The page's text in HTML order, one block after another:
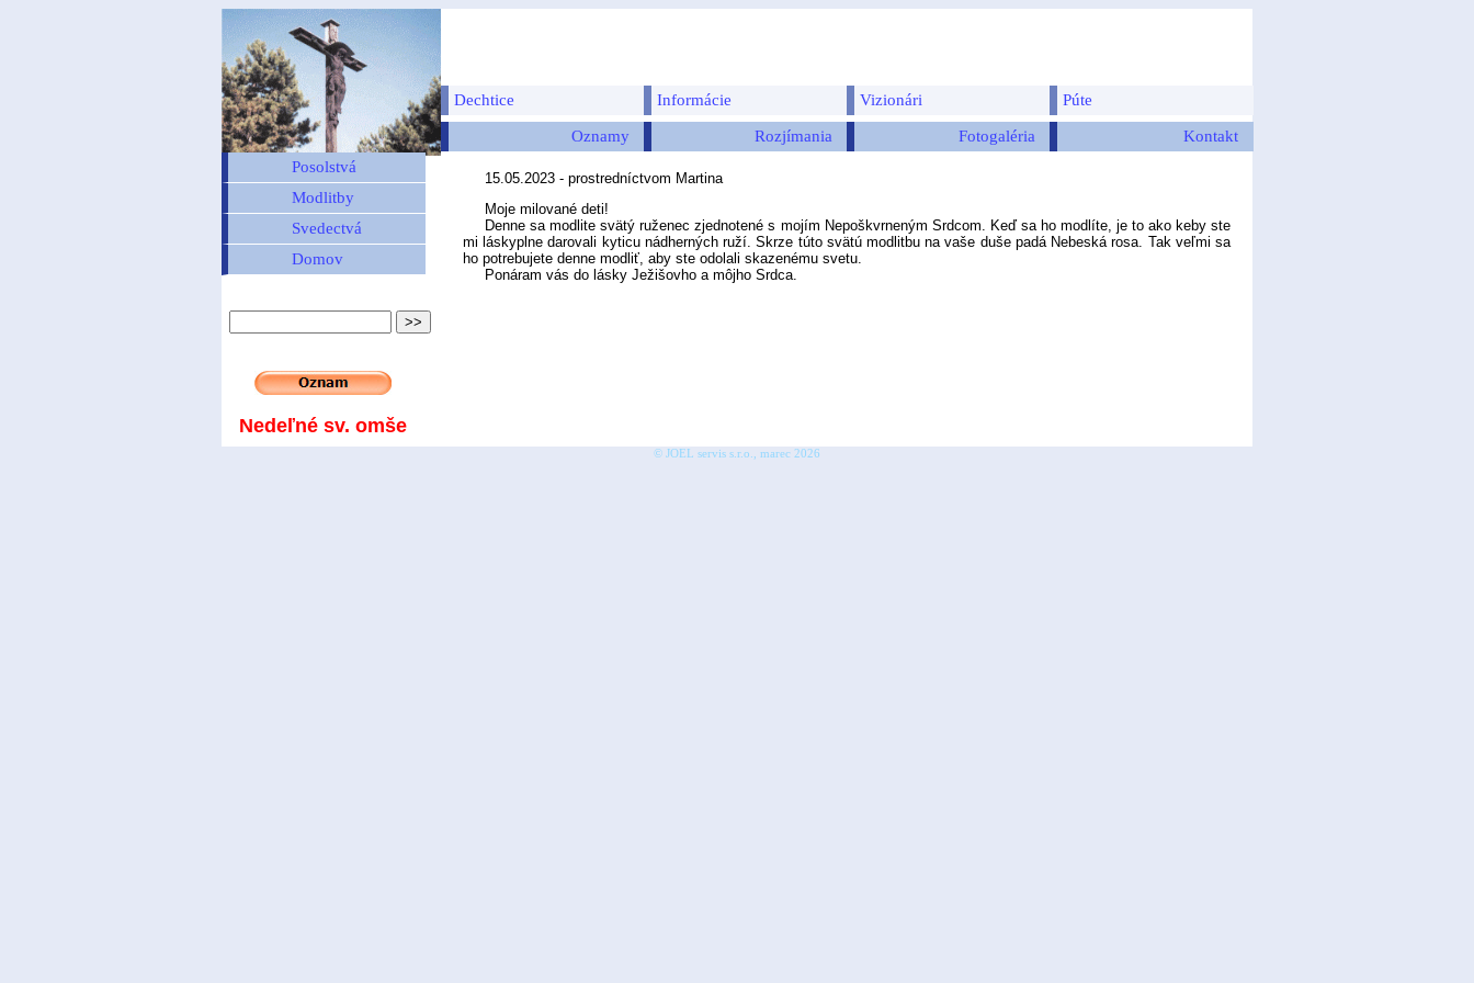
Dechtice Informácie Vizionári Púte
Oznamy Rozjímania Fotogaléria
Kontakt
Posolstvá
Modlitby
Svedectvá
Domov
Nedeľné sv. omše
15.05.2023 - prostredníctvom Martina
Moje milované deti!
Denne sa modlite svätý ruženec zjednotené s mojím Nepoškvrneným Srdcom. Keď sa ho modlíte, je to ako keby ste
mi láskyplne darovali kyticu nádherných ruží. Skrze túto svätú modlitbu na vaše duše padá Nebeská rosa. Tak veľmi sa
ho potrebujete denne modliť, aby ste odolali skazenému svetu.
Ponáram vás do lásky Ježišovho a môjho Srdca.
© JOEL servis s.r.o., marec 2026